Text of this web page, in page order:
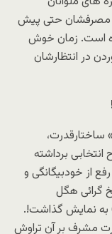
مصرفشان حتی پیش
است. زمان خوش
در انتظارشان
برداشته
از خودبیگانگی و
گرائی هگل
به نمایش گذاشت!.
مشرف بر آن تراوش